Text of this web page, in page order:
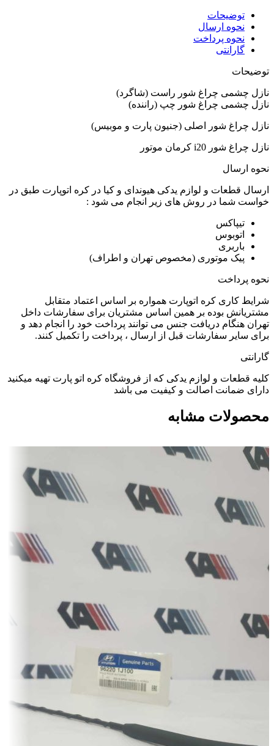
توضیحات
نحوه ارسال
نحوه پرداخت
گارانتی
توضیحات
نازل چشمی چراغ شور راست (شاگرد)
نازل چشمی چراغ شور چپ (راننده)
نازل چراغ شور اصلی (جنیون پارت و موبیس)
نازل چراغ شور i20 کرمان موتور
نحوه ارسال
ارسال قطعات و لوازم یدکی هیوندای و کیا در کره اتوپارت طبق در
خواست شما در روش های زیر انجام می شود :
تیپاکس
اتوبوس
باربری
پیک موتوری (مخصوص تهران و اطراف)
نحوه پرداخت
شرایط کاری کره اتوپارت همواره بر اساس اعتماد متقابل
مشتریانش بوده بر همین اساس مشتریان برای سفارشات داخل
تهران هنگام دریافت جنس می توانند پرداخت خود را انجام دهد و
برای سایر سفارشات قبل از ارسال ، پرداخت را تکمیل کنند.
گارانتی
کلیه قطعات و لوازم یدکی که از فروشگاه کره اتو پارت تهیه میکنید
دارای ضمانت اصالت و کیفیت می باشد
محصولات مشابه